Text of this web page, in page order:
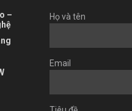
–
Họ và tên
Email